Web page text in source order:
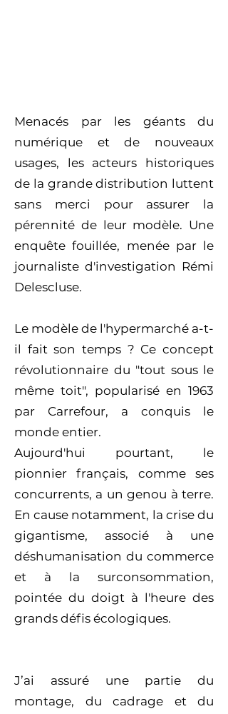
Menacés par les géants du
numérique et de nouveaux
usages, les acteurs historiques
de la grande distribution luttent
sans merci pour assurer la
pérennité de leur modèle. Une
enquête fouillée, menée par le
journaliste d'investigation Rémi
Delescluse.
Le modèle de l'hypermarché a-t-
il fait son temps ? Ce concept
révolutionnaire du "tout sous le
même toit", popularisé en 1963
par Carrefour, a conquis le
monde entier.
Aujourd'hui pourtant, le
pionnier français, comme ses
concurrents, a un genou à terre.
En cause notamment, la crise du
gigantisme, associé à une
déshumanisation du commerce
et à la surconsommation,
pointée du doigt à l'heure des
grands défis écologiques.
J’ai assuré une partie du
montage, du cadrage et du